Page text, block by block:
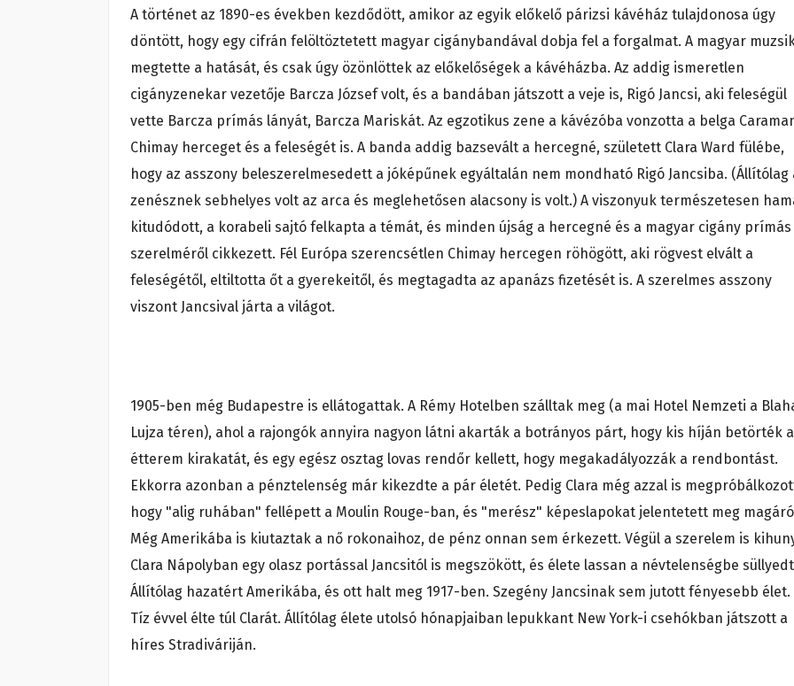
A történet az 1890-es években kezdődött, amikor az egyik előkelő párizsi kávéház tulajdonosa úgy
döntött, hogy egy cifrán felöltöztetett magyar cigánybandával dobja fel a forgalmat. A magyar
megtette a hatását, és csak úgy özönlöttek az előkelőségek a kávéházba. Az addig ismeretlen
cigányzenekar vezetője Barcza József volt, és a bandában játszott a veje is, Rigó Jancsi, aki feleségül
vette Barcza prímás lányát, Barcza Mariskát. Az egzotikus zene a kávézóba vonzotta a belga
Chimay herceget és a feleségét is. A banda addig bazsevált a hercegné, született Clara Ward fülébe,
hogy az asszony beleszerelmesedett a jóképűnek egyáltalán nem mondható Rigó Jancsiba. (Állítólag
zenésznek sebhelyes volt az arca és meglehetősen alacsony is volt.) A viszonyuk természetesen
kitudódott, a korabeli sajtó felkapta a témát, és minden újság a hercegné és a magyar cigány prímás
szerelméről cikkezett. Fél Európa szerencsétlen Chimay hercegen röhögött, aki rögvest elvált a
feleségétől, eltiltotta őt a gyerekeitől, és megtagadta az apanázs fizetését is. A szerelmes asszony
viszont Jancsival járta a világot.
1905-ben még Budapestre is ellátogattak. A Rémy Hotelben szálltak meg (a mai Hotel Nemzeti a
Lujza téren), ahol a rajongók annyira nagyon látni akarták a botrányos párt, hogy kis híján betörték
étterem kirakatát, és egy egész osztag lovas rendőr kellett, hogy megakadályozzák a rendbontást.
Ekkorra azonban a pénztelenség már kikezdte a pár életét. Pedig Clara még azzal is
hogy "alig ruhában" fellépett a Moulin Rouge-ban, és "merész" képeslapokat jelentetett meg
Még Amerikába is kiutaztak a nő rokonaihoz, de pénz onnan sem érkezett. Végül a szerelem is
Clara Nápolyban egy olasz portással Jancsitól is megszökött, és élete lassan a névtelenségbe
Állítólag hazatért Amerikába, és ott halt meg 1917-ben. Szegény Jancsinak sem jutott fényesebb élet.
Tíz évvel élte túl Clarát. Állítólag élete utolsó hónapjaiban lepukkant New York-i csehókban játszott a
híres Stradiváriján.